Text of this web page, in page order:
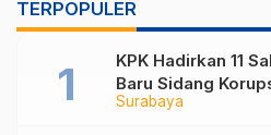
TERPOPULER
Surabaya
KPK Hadirkan 11
Baru Sidang
Nonaktif Maidi